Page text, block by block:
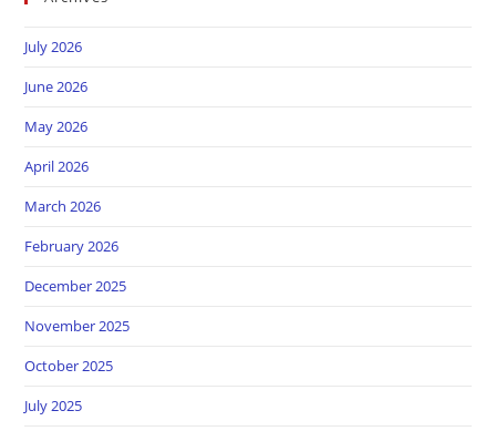
July 2026
June 2026
May 2026
April 2026
March 2026
February 2026
December 2025
November 2025
October 2025
July 2025